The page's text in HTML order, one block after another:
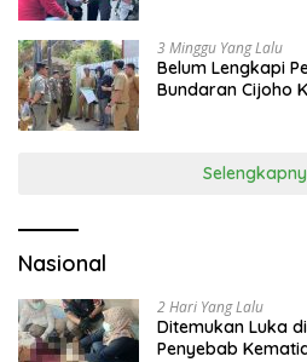
3 Minggu Yang Lalu
Belum Lengkapi
Bundaran Cijoho
Nasional
2 Hari Yang Lalu
Ditemukan Luka
Penyebab